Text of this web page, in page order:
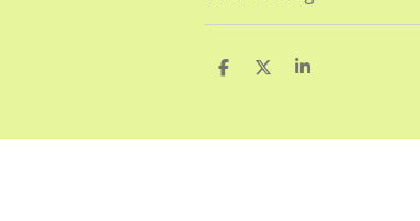
D
n
D
S
e